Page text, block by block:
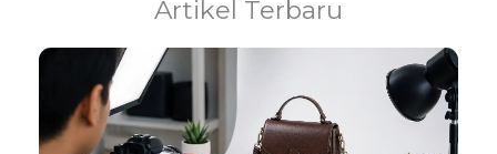
Artikel Terbaru